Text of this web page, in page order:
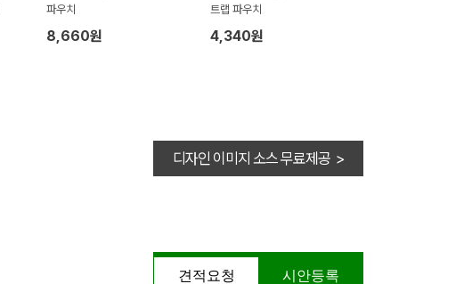
파우치
8,660원
트랩 파우치
4,340원
디자인 이미지 소스 무료제공 >
견적요청 시안등록